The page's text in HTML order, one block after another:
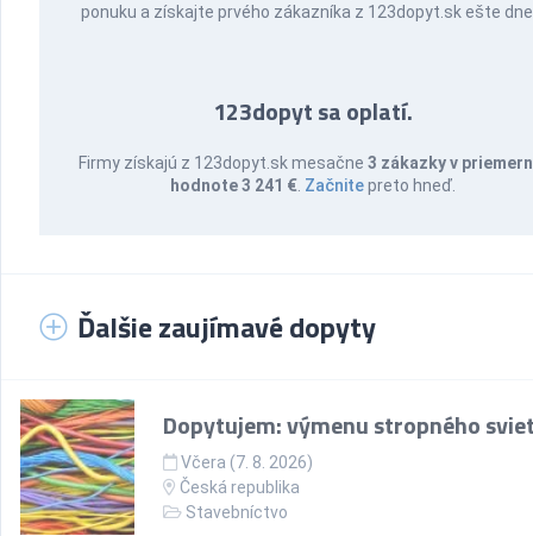
ponuku a získajte prvého zákazníka z 123dopyt.sk ešte
123dopyt sa oplatí.
Firmy získajú z 123dopyt.sk mesačne3 zákazky v
hodnote 3 241 € Začnitepreto hneď.
Ďalšie zaujímavé dopyty
Dopytujem: výmenu stropného
Včera (7. 8. 2026)
Česká republika
Stavebníctvo